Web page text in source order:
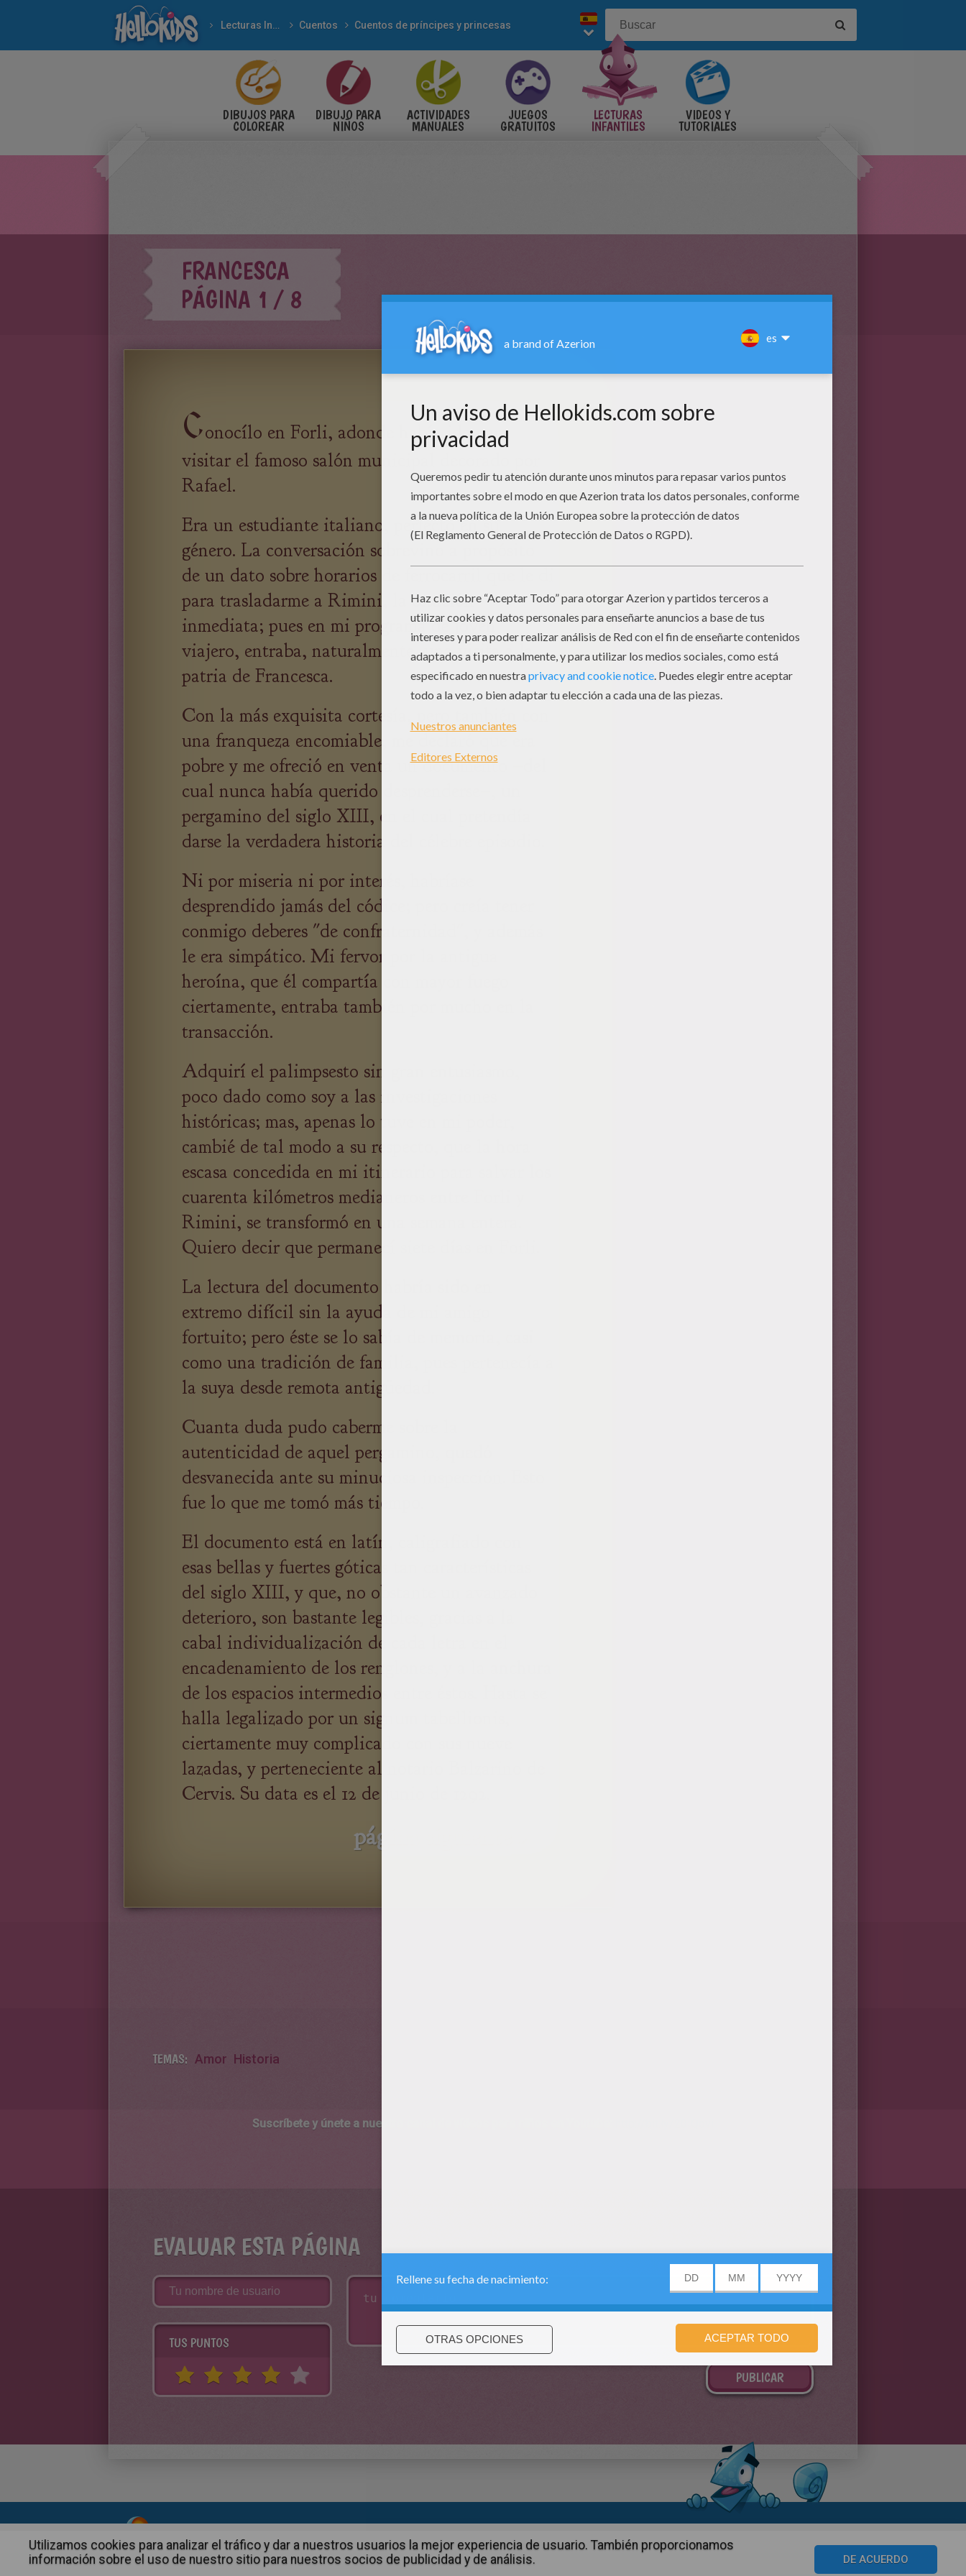
Lecturas Infantiles Cuentos Cuentos de príncipes y princesas
DIBUJOS PARA
COLOREAR
DIBUJO PARA
NIÑOS
ACTIVIDADES
MANUALES
JUEGOS
GRATUITOS
LECTURAS
INFANTILES
VIDEOS Y
TUTORIALES
FRANCESCA
PÁGINA 1 / 8
Conocílo en Forli, adonde había ido para
visitar el famoso salón municipal decorado por
Rafael.
Era un estudiante italiano, perfecto en su
género. La conversación sobrevino a propósito
de un dato sobre horarios de ferrocarril que le di
para trasladarme a Rimini, la estación
inmediata; pues en mi programa de joven
viajero, entraba, naturalmente, una visita a la
patria de Francesca.
Con la más exquisita cortesía, pero también con
una franqueza encomiable, me declaró que era
pobre y me ofreció en venta un documento –del
cual nunca había querido desprenderse–, un
pergamino del siglo XIII, en el cual pretendía
darse la verdadera historia del célebre episodio.
Ni por miseria ni por interés, habríase
desprendido jamás del códice; pero creía tener
conmigo deberes "de confraternidad", y además
le era simpático. Mi fervor por la antigua
heroína, que él compartía con mayor fuego
ciertamente, entraba también por mucho en la
transacción.
Adquirí el palimpsesto sin gran entusiasmo,
poco dado como soy a las investigaciones
históricas; mas, apenas lo tuve en mi poder,
cambié de tal modo a su respecto, que la hora
escasa concedida en mi itinerario para salvar los
cuarenta kilómetros medianeros entre Forli y
Rimini, se transformó en una semana entera.
Quiero decir que permanecí siete días en Forli.
La lectura del documento habría sido en
extremo difícil sin la ayuda de mi amigo
fortuito; pero éste se lo sabía de memoria, casi
como una tradición de familia, pues pertenecía a
la suya desde remota antigüedad.
Cuanta duda pudo caberme sobre la
autenticidad de aquel pergamino, quedó
desvanecida ante su minuciosa inspección. Esto
fue lo que me tomó más tiempo.
El documento está en latín, caligrafiado con
esas bellas y fuertes góticas tan características
del siglo XIII, y que, no obstante un avanzado
deterioro, son bastante legibles, gracias a la
cabal individualización de cada letra en el
encadenamiento de los renglones, y a la anchura
de los espacios intermedios entre éstos. Hasta se
halla legalizado por un signum tabellionis,
ciertamente muy complicado con sus nueve
lazadas, y perteneciente al notario Balzarino de
Cervis. Su data es el 12 de junio de 1292.
página siguiente »
TEMAS: Amor Historia
Suscríbete y únete a nuestro canal de vídeos para niños en Youtube:
EVALUAR ESTA PÁGINA
TUS PUNTOS
Utilizamos cookies para analizar el tráfico y dar a nuestros usuarios la mejor experiencia de usuario. También proporcionamos
información sobre el uso de nuestro sitio para nuestros socios de publicidad y de análisis.
DE ACUERDO